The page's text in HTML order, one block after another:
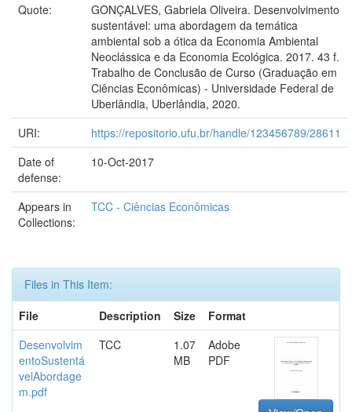
Quote:
GONÇALVES, Gabriela Oliveira. Desenvolvimento
sustentável: uma abordagem da temática
ambiental sob a ótica da Economia Ambiental
Neoclássica e da Economia Ecológica. 2017. 43 f.
Trabalho de Conclusão de Curso (Graduação em
Ciências Econômicas) - Universidade Federal de
Uberlândia, Uberlândia, 2020.
URI:
https://repositorio.ufu.br/handle/123456789/28611
Date of
defense:
10-Oct-2017
Appears in
Collections:
TCC - Ciências Econômicas
Files in This Item:
File
Description Size
Format
Desenvolvim
entoSustentá
velAbordage
m.pdf
TCC
1.07
MB
Adobe
PDF